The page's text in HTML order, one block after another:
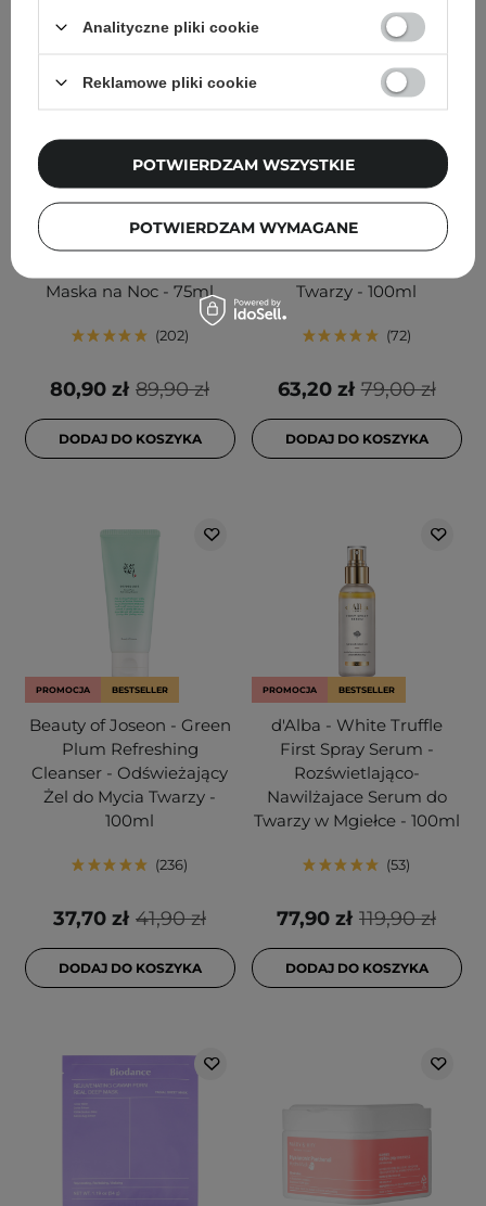
PROMOCJA
Medicube - Collagen
Night Wrapping Peel Off
Maska na Noc - 75ml
202
89,90 zł
80,90 zł
DODAJ DO KOSZYKA
Dr. Althea - Aqua Marine
Jelly Mist - Nawilżająca
Twarzy - 100ml
72
79,00 zł
63,20 zł
DODAJ DO KOSZYKA
PROMOCJA BESTSELLER
Beauty of Joseon - Green
Plum Refreshing
Cleanser - Odświeżający
Żel do Mycia Twarzy -
100ml
236
41,90 zł
37,70 zł
DODAJ DO KOSZYKA
PROMOCJA BESTSELLER
d'Alba - White Truffle
First Spray Serum -
Rozświetlająco-
Nawilżajace Serum do
Twarzy w Mgiełce - 100ml
53
119,90 zł
77,90 zł
DODAJ DO KOSZYKA
Analityczne pliki cookie
Reklamowe pliki cookie
POTWIERDZAM WYMAGANE
POTWIERDZAM WSZYSTKIE